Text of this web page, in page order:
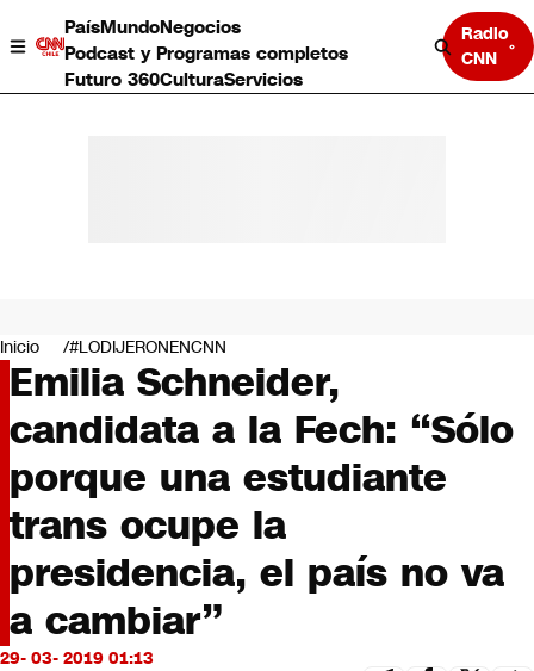
PaísMundoNegocios
Podcast y Programas completos
Futuro 360CulturaServicios
Radio
CNN
Negocios
Deportes
Programas completos
Cultura
Servicios
Bits
CNN Data
CNN tiempo
Futuro 360
Opinión
Inicio #LODIJERONENCNN
Emilia Schneider,
candidata a la Fech: “Sólo
porque una estudiante
trans ocupe la
presidencia, el país no va
a cambiar”
29- 03- 2019 01:13